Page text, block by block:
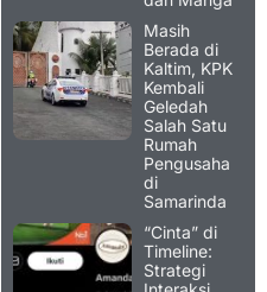
Masih
Berada di
Kaltim, KPK
Kembali
Geledah
Salah Satu
Rumah
Pengusaha
di
Samarinda
“Cinta” di
Timeline:
Strategi